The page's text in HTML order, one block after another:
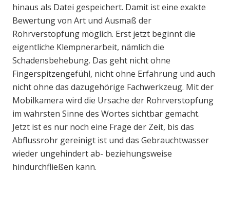
hinaus als Datei gespeichert. Damit ist eine exakte
Bewertung von Art und Ausmaß der
Rohrverstopfung möglich. Erst jetzt beginnt die
eigentliche Klempnerarbeit, nämlich die
Schadensbehebung. Das geht nicht ohne
Fingerspitzengefühl, nicht ohne Erfahrung und auch
nicht ohne das dazugehörige Fachwerkzeug. Mit der
Mobilkamera wird die Ursache der Rohrverstopfung
im wahrsten Sinne des Wortes sichtbar gemacht.
Jetzt ist es nur noch eine Frage der Zeit, bis das
Abflussrohr gereinigt ist und das Gebrauchtwasser
wieder ungehindert ab- beziehungsweise
hindurchfließen kann.